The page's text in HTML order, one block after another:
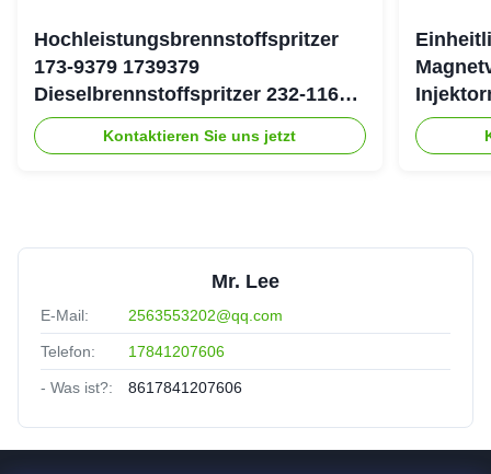
Hochleistungsbrennstoffspritzer
173-9379 1739379
Dieselbrennstoffspritzer 232-1167
2321167 für Caterpillar 3126 Motor
Kontaktieren Sie uns jetzt
4754
Mr. Lee
E-Mail: 2563553202@qq.com
Telefon: 17841207606
- Was ist?: 8617841207606